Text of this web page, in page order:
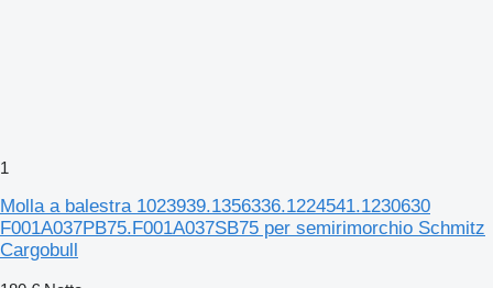
1
Molla a balestra 1023939.1356336.1224541.1230630
F001A037PB75.F001A037SB75 per semirimorchio Schmitz
Cargobull